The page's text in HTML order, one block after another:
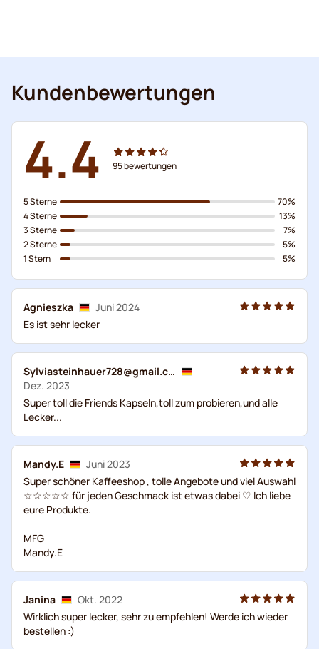
Kundenbewertungen
4.4 95bewertungen
5 Sterne
4 Sterne
3 Sterne
2 Sterne
1 Stern
70%
13%
7%
5%
5%
Agnieszka
Juni 2024
Es ist sehr lecker
Sylviasteinhauer728@gmail.com
Dez. 2023
Super toll die Friends Kapseln,toll zum probieren,und alle
Lecker...
Mandy.E
Juni 2023
Super schöner Kaffeeshop , tolle Angebote und viel Auswahl
☆☆☆☆☆ für jeden Geschmack ist etwas dabei ♡ Ich liebe
eure Produkte.
MFG
Mandy.E
Janina
Okt. 2022
Wirklich super lecker, sehr zu empfehlen! Werde ich wieder
bestellen :)